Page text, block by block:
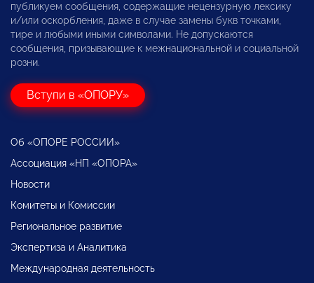
публикуем сообщения, содержащие нецензурную лексику
и/или оскорбления, даже в случае замены букв точками,
тире и любыми иными символами. Не допускаются
сообщения, призывающие к межнациональной и социальной
розни.
Вступи в «ОПОРУ»
Об «ОПОРЕ РОССИИ»
Ассоциация «НП «ОПОРА»
Новости
Комитеты и Комиссии
Региональное развитие
Экспертиза и Аналитика
Международная деятельность